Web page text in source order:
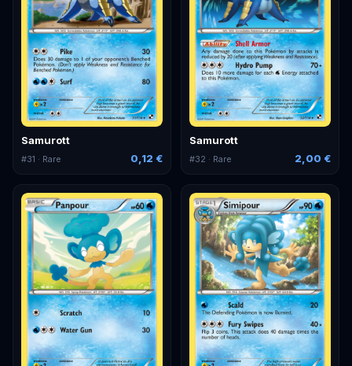
Samurott
#31 · Rare 0,12 €
Samurott
#32 · Rare 2,00 €